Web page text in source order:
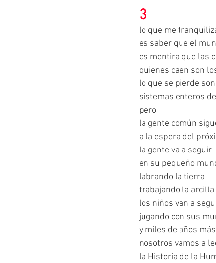
3
lo que me
es saber que el
es mentira que las
quienes caen son
lo que se pierde son
sistemas enteros
pero
la gente común
a la espera del
la gente va a seguir
en su pequeño
labrando la tierra
trabajando la arcilla
los niños van a
jugando con sus
y miles de años
nosotros vamos a
la Historia de la